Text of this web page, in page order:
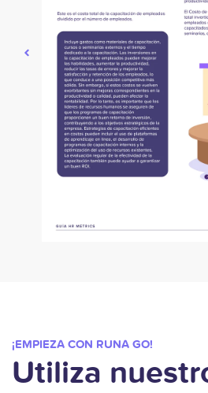
¡EMPIEZA CON RUNA GO!
Utiliza